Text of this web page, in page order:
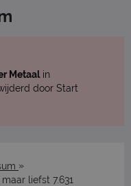
Metaalin
door Start
»
liefst 7.631